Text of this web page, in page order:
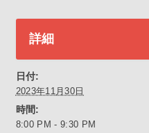
詳細
日付:
2023年11月30日
時間:
8:00 PM - 9:30 PM